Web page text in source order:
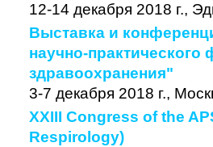
12-14 декабря 2018 г.,
Выставка и
научно-
здравоохранения"
3-7 декабря 2018 г.,
XXIII Congress of the
Respirology)